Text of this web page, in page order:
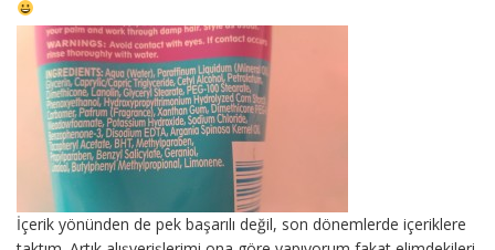
İçerik yönünden de pek başarılı değil, son dönemlerde içeriklere